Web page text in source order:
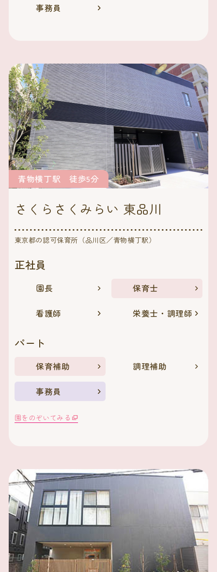
事務員
青物横丁駅 徒歩5分
さくらさくみらい 東品川
東京都の認可保育所（品川区／青物横丁駅）
正社員
園長 保育士
看護師 栄養士・調理師
パート
保育補助 調理補助
事務員
園をのぞいてみる